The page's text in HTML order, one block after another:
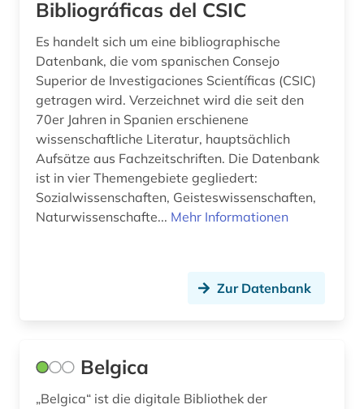
kommunikationswissenschaft (2)
komponist (1)
konkordanz (1)
korpus (5)
korpus (8)
kultur (4)
kulturerbe (1)
Bibliográficas del CSIC
Es handelt sich um eine bibliographische
Datenbank, die vom spanischen Consejo
Superior de Investigaciones Scientíficas (CSIC)
getragen wird. Verzeichnet wird die seit den
70er Jahren in Spanien erschienene
wissenschaftliche Literatur, hauptsächlich
Aufsätze aus Fachzeitschriften. Die Datenbank
ist in vier Themengebiete gegliedert:
Sozialwissenschaften, Geisteswissenschaften,
Naturwissenschafte... Mehr Informationen
Zur Datenbank
Belgica
„Belgica“ ist die digitale Bibliothek der